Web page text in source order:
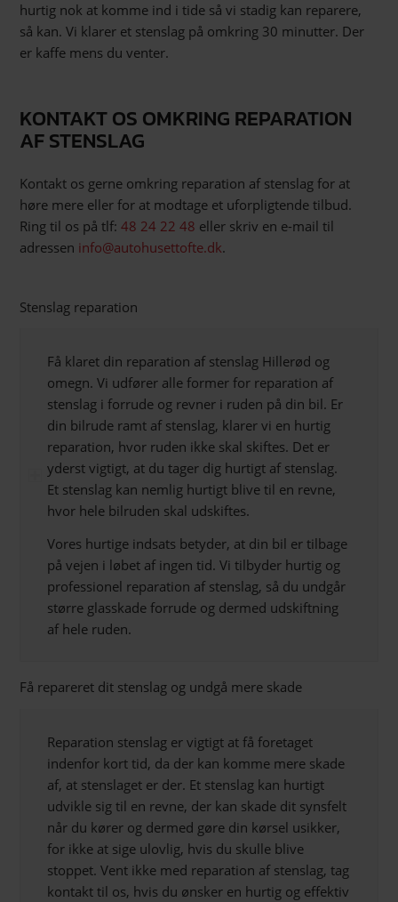
hurtig nok at komme ind i tide så vi stadig kan reparere,
så kan. Vi klarer et stenslag på omkring 30 minutter. Der
er kaffe mens du venter.
KONTAKT OS OMKRING REPARATION
AF STENSLAG
Kontakt os gerne omkring reparation af stenslag for at
høre mere eller for at modtage et uforpligtende tilbud.
Ring til os på tlf:48 24 22 48 eller skriv en e-mail til
adressen info@autohusettofte.dk.
Stenslag reparation
Få klaret din reparation af stenslag Hillerød og
omegn. Vi udfører alle former for reparation af
stenslag i forrude og revner i ruden på din bil. Er
din bilrude ramt af stenslag, klarer vi en hurtig
reparation, hvor ruden ikke skal skiftes. Det er
yderst vigtigt, at du tager dig hurtigt af stenslag.
Et stenslag kan nemlig hurtigt blive til en revne,
hvor hele bilruden skal udskiftes.
Vores hurtige indsats betyder, at din bil er tilbage
på vejen i løbet af ingen tid. Vi tilbyder hurtig og
professionel reparation af stenslag, så du undgår
større glasskade forrude og dermed udskiftning
af hele ruden.
Få repareret dit stenslag og undgå mere skade
Reparation stenslag er vigtigt at få foretaget
indenfor kort tid, da der kan komme mere skade
af, at stenslaget er der. Et stenslag kan hurtigt
udvikle sig til en revne, der kan skade dit synsfelt
når du kører og dermed gøre din kørsel usikker,
for ikke at sige ulovlig, hvis du skulle blive
stoppet. Vent ikke med reparation af stenslag, tag
kontakt til os, hvis du ønsker en hurtig og effektiv